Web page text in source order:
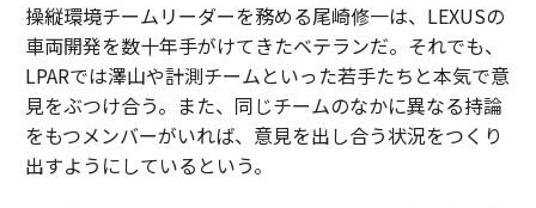
操縦環境チームリーダーを務める尾崎修一は、LEXUSの
車両開発を数十年手がけてきたベテランだ。それでも、
LPARでは澤山や計測チームといった若手たちと本気で意
見をぶつけ合う。また、同じチームのなかに異なる持論
をもつメンバーがいれば、意見を出し合う状況をつくり
出すようにしているという。